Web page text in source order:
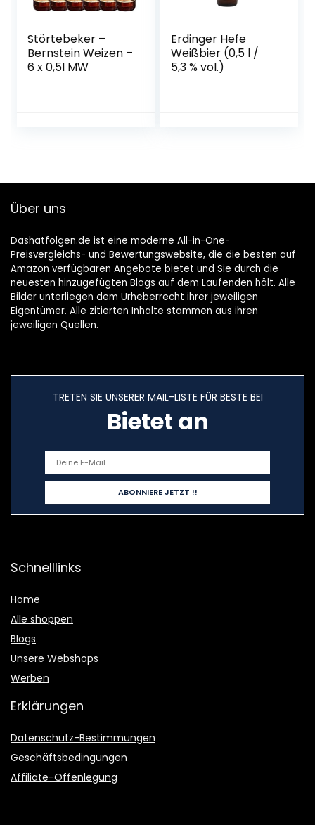
Störtebeker –
Bernstein Weizen –
6 x 0,5l MW
Erdinger Hefe
Weißbier (0,5 l /
5,3 % vol.)
Über uns
Dashatfolgen.de ist eine moderne All-in-One-
Preisvergleichs- und Bewertungswebsite, die die besten auf
Amazon verfügbaren Angebote bietet und Sie durch die
neuesten hinzugefügten Blogs auf dem Laufenden hält. Alle
Bilder unterliegen dem Urheberrecht ihrer jeweiligen
Eigentümer. Alle zitierten Inhalte stammen aus ihren
jeweiligen Quellen.
TRETEN SIE UNSERER MAIL-LISTE FÜR BESTE BEI
Bietet an
Schnelllinks
Home
Alle shoppen
Blogs
Unsere Webshops
Werben
Erklärungen
Datenschutz-Bestimmungen
Geschäftsbedingungen
Affiliate-Offenlegung